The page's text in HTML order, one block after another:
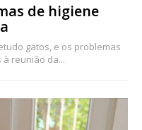
de higiene
gatos, e os problemas
reunião da...